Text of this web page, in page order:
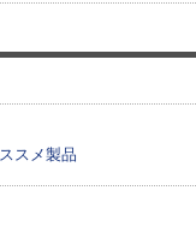
スメ製品